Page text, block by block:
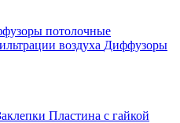
потолочные
воздуха Диффузоры
Пластина с гайкой